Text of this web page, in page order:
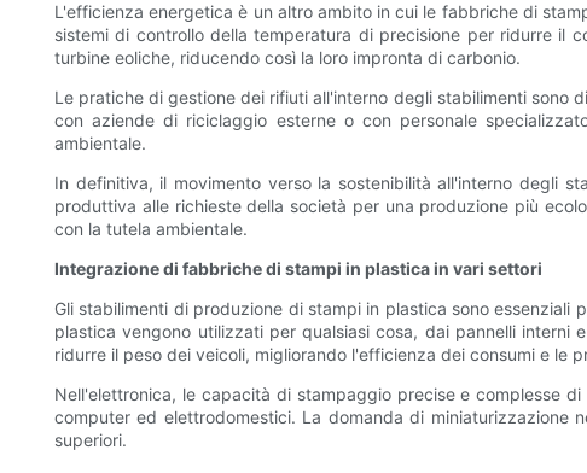
L'efficienza energetica è un altro ambito in cui le fabbriche di
sistemi di controllo della temperatura di precisione per ridurre il
turbine eoliche, riducendo così la loro impronta di carbonio.
Le pratiche di gestione dei rifiuti all'interno degli stabilimenti sono
con aziende di riciclaggio esterne o con personale
ambientale.
In definitiva, il movimento verso la sostenibilità all'interno degli
produttiva alle richieste della società per una produzione più
con la tutela ambientale.
Integrazione di fabbriche di stampi in plastica in vari settori
Gli stabilimenti di produzione di stampi in plastica sono
plastica vengono utilizzati per qualsiasi cosa, dai pannelli
ridurre il peso dei veicoli, migliorando l'efficienza dei consumi e le
Nell'elettronica, le capacità di stampaggio precise e complesse
computer ed elettrodomestici. La domanda di
superiori.